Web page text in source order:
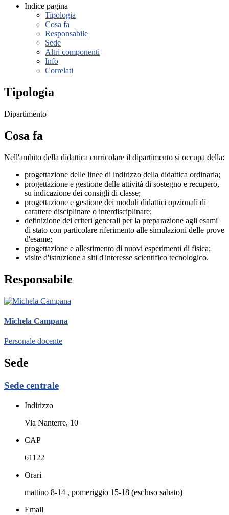
Indice pagina
Tipologia
Cosa fa
Responsabile
Sede
Altri componenti
Info
Correlati
Tipologia
Dipartimento
Cosa fa
Nell'ambito della didattica curricolare il dipartimento si occupa della:
progettazione delle linee di indirizzo della didattica ordinaria;
progettazione e gestione delle attività di sostegno e recupero,
su indicazione dei consigli di classe;
progettazione e gestione dei moduli didattici opzionali di
carattere disciplinare o interdisciplinare;
definizione dei criteri generali per la preparazione agli esami
di stato con particolare riferimento alle simulazioni delle prove
d'esame;
progettazione e allestimento di nuovi esperimenti di fisica;
visite d'istruzione a siti d'interesse scientifico tecnologico.
Responsabile
Michela Campana
Personale docente
Sede
Sede centrale
Indirizzo
Via Nanterre, 10
CAP
61122
Orari
mattino 8-14 , pomeriggio 15-18 (escluso sabato)
Email